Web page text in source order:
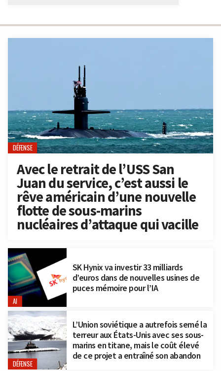
DÉFENSE
Avec le retrait de l’USS San
Juan du service, c’est aussi le
rêve américain d’une nouvelle
flotte de sous-marins
nucléaires d’attaque qui vacille
AI
SK Hynix va investir 33 milliards
d’euros dans de nouvelles usines de
puces mémoire pour l’IA
DÉFENSE
L’Union soviétique a autrefois semé la
terreur aux États-Unis avec ses sous-
marins en titane, mais le coût élevé
de ce projet a entraîné son abandon